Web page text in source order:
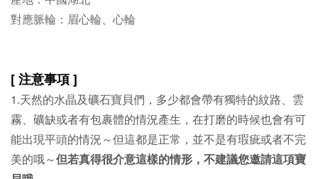
對應脈輪：眉心輪、心輪
[ 注意事項 ]
1.天然的水晶及礦石寶貝們，多少都會帶有獨特的紋路、雲
霧、礦缺或者有包裹體的情況產生，在打磨的時候也會有可
能出現平頭的情況～但這都是正常，並不是有瑕疵或者不完
美的哦～但若真得很介意這樣的情形，不建議您邀請這項寶